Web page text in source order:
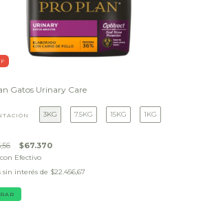
Gatos Urinary Care
3KG 7.5KG 15KG 1KG
$67.370
con Efectivo
sin interés de $22.456,67